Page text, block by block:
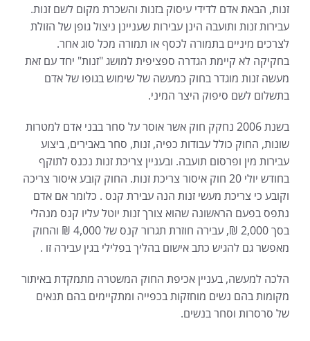
זנות, הבאת אדם לדידי עיסוק בזנות והשכרת מקום לשם זנות.
עבירות זנות ותועבה הינן עבירות שעניינן ניצול גופן של הזולת
לצרכים מיניים בתמורה לכסף או תמורה מכל סוג אחר.
בחקיקה לא קיימת הגדרה ספציפית למושג "זנות" יחד עם זאת
מעשה זנות מוגדר בחוק כמעשה של שימוש בגופו של אדם
בתשלום לשם סיפוק היצר המיני.
בשנת 2006 נחקק חוק אשר אוסר על סחר בבני אדם למטרות
שונות, החוק כולל עבודות כפיה, זנות, סחר באבירים, ביצוע
עבירות מין ופרסום תועבה. ובעניין צריכת זנות נכנס לתוקף
בחודש יולי 20 חוק איסור צריכת זנות. החוק קובע איסור צריכה
וקובע כי צריכת מעשי זנות הנה עבירת קנס . כלומר אם אדם
נתפס בפעם הראשונה שהוא צורך זנות יוטל עליו קנס מנהלי
בסך 2,000 ₪, עבירה חוזרת תגרור קנס של 4,000 ₪ והחוק
מאפשר גם להגיש כתב אישום בהליך בפלילי בגין עבירה זו .
הלכה למעשה, בעניין אכיפת החוק המשטרה מתמקדת באיתור
מקומות בהם נשים מוחזקות בכפייה ומתקיימים בהם תנאים
של סרסרות וסחר בנשים.